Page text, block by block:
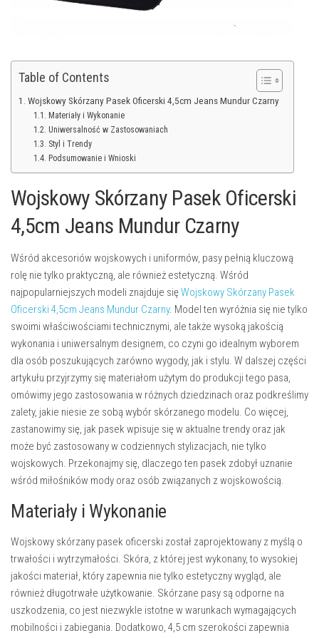
Table of Contents
Wojskowy Skórzany Pasek Oficerski 4,5cm Jeans Mundur Czarny
Materiały i Wykonanie
Uniwersalność w Zastosowaniach
Styl i Trendy
Podsumowanie i Wnioski
Wojskowy Skórzany Pasek Oficerski
4,5cm Jeans Mundur Czarny
Wśród akcesoriów wojskowych i uniformów, pasy pełnią kluczową
rolę nie tylko praktyczną, ale również estetyczną. Wśród
najpopularniejszych modeli znajduje sięWojskowy Skórzany Pasek
Oficerski 4,5cm Jeans Mundur Czarny. Model ten wyróżnia się nie tylko
swoimi właściwościami technicznymi, ale także wysoką jakością
wykonania i uniwersalnym designem, co czyni go idealnym wyborem
dla osób poszukujących zarówno wygody, jak i stylu. W dalszej części
artykułu przyjrzymy się materiałom użytym do produkcji tego pasa,
omówimy jego zastosowania w różnych dziedzinach oraz podkreślimy
zalety, jakie niesie ze sobą wybór skórzanego modelu. Co więcej,
zastanowimy się, jak pasek wpisuje się w aktualne trendy oraz jak
może być zastosowany w codziennych stylizacjach, nie tylko
wojskowych. Przekonajmy się, dlaczego ten pasek zdobył uznanie
wśród miłośników mody oraz osób związanych z wojskowością.
Materiały i Wykonanie
Wojskowy skórzany pasek oficerski został zaprojektowany z myślą o
trwałości i wytrzymałości. Skóra, z której jest wykonany, to wysokiej
jakości materiał, który zapewnia nie tylko estetyczny wygląd, ale
również długotrwałe użytkowanie. Skórzane pasy są odporne na
uszkodzenia, co jest niezwykle istotne w warunkach wymagających
mobilności i zabiegania. Dodatkowo, 4,5 cm szerokości zapewnia